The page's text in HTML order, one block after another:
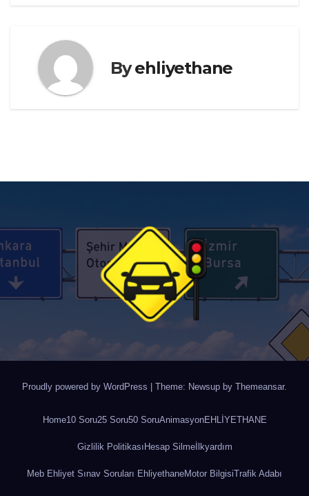
Byehliyethane
Proudly powered by WordPress Theme: Newsup by Themeansar.
Home10 Soru25 Soru50 SoruAnimasyonEHLİYETHANE
Gizlilik Politikası Hesap Silmeİlkyardım
Meb Ehliyet Sınav Soruları EhliyethaneMotor BilgisiTrafik Adabı